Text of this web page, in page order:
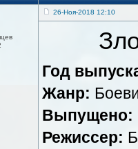
26-Ноя-2018 12:10
Год
Жанр:
Выпущено:
Режиссер: